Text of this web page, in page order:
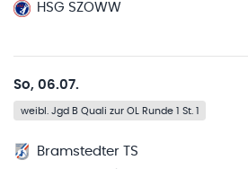
HSG SZOWW
So, 06.07.
weibl. Jgd B Quali zur OL Runde 1 St. 1
Bramstedter TS